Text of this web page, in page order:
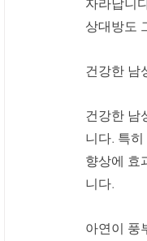
상대방도
건강한 남
건강한 남
니다. 특
향상에 효
니다.
아연이 풍